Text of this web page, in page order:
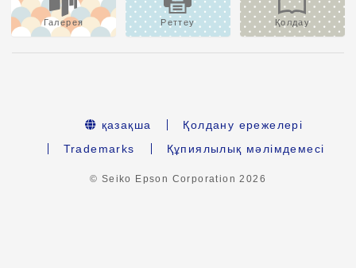
Галерея Реттеу Қолдау
қазақша
Қолдану ережелері
Trademarks
Құпиялылық мәлімдемесі
© Seiko Epson Corporation2026